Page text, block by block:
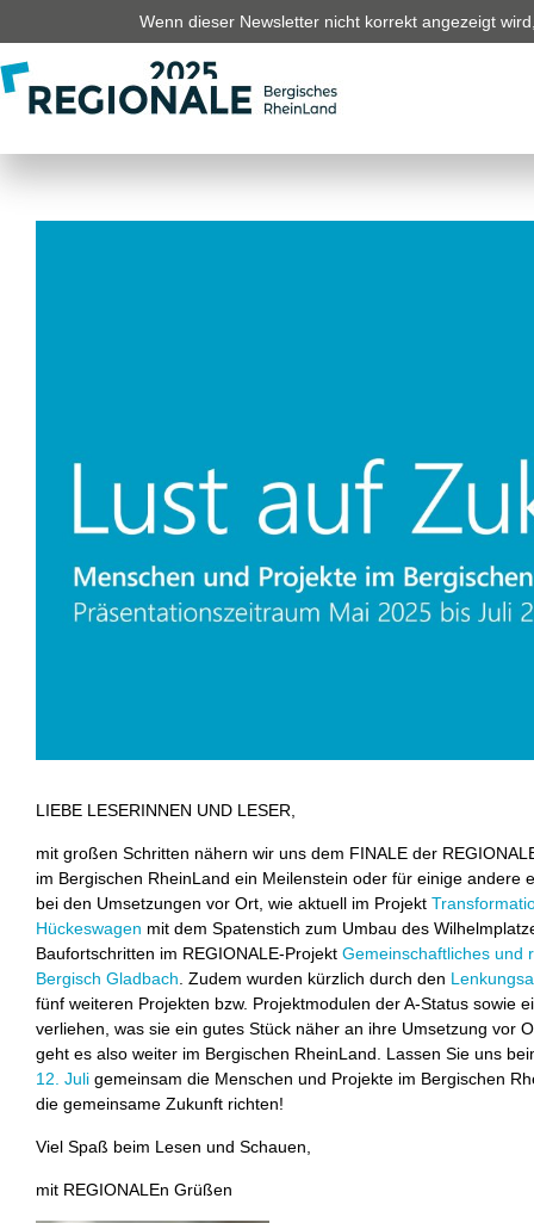
Wenn dieser Newsletter nicht korrekt angezeigt
LIEBE LESERINNEN UND LESER,
mit großen Schritten nähern wir uns dem FINALE der
im Bergischen RheinLand ein Meilenstein oder für einige andere
bei den Umsetzungen vor Ort, wie aktuell im Projekt
Hückeswagen mit dem Spatenstich zum Umbau des
Baufortschritten im REGIONALE-Projekt Gemeinschaftliches und
Bergisch Gladbach . Zudem wurden kürzlich durch den
fünf weiteren Projekten bzw. Projektmodulen der A-Status sowie
verliehen, was sie ein gutes Stück näher an ihre Umsetzung vor
geht es also weiter im Bergischen RheinLand. Lassen Sie uns
12. Juli gemeinsam die Menschen und Projekte im Bergischen
die gemeinsame Zukunft richten!
Viel Spaß beim Lesen und Schauen,
mit REGIONALEn Grüßen